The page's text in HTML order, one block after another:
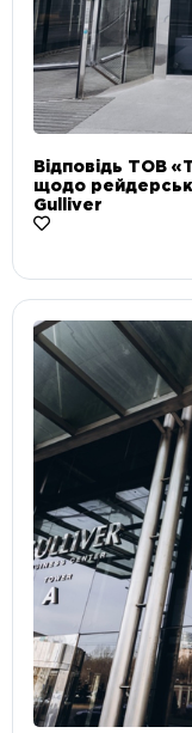
Відповідь ТОВ
щодо
Gulliver